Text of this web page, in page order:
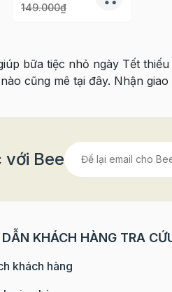
149.000₫
bữa tiệc nhỏ ngày Tết
cũng mê tại đây. Nhận
Bee
KHÁCH HÀNG TRA
khách hàng